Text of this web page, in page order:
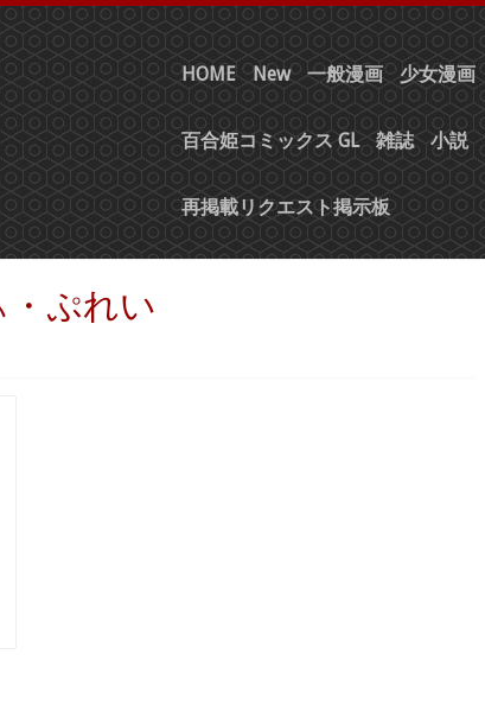
HOME New 一般漫画 少女漫画
百合姫コミックス GL 雑誌 小説
再掲載リクエスト掲示板
・ぷれい